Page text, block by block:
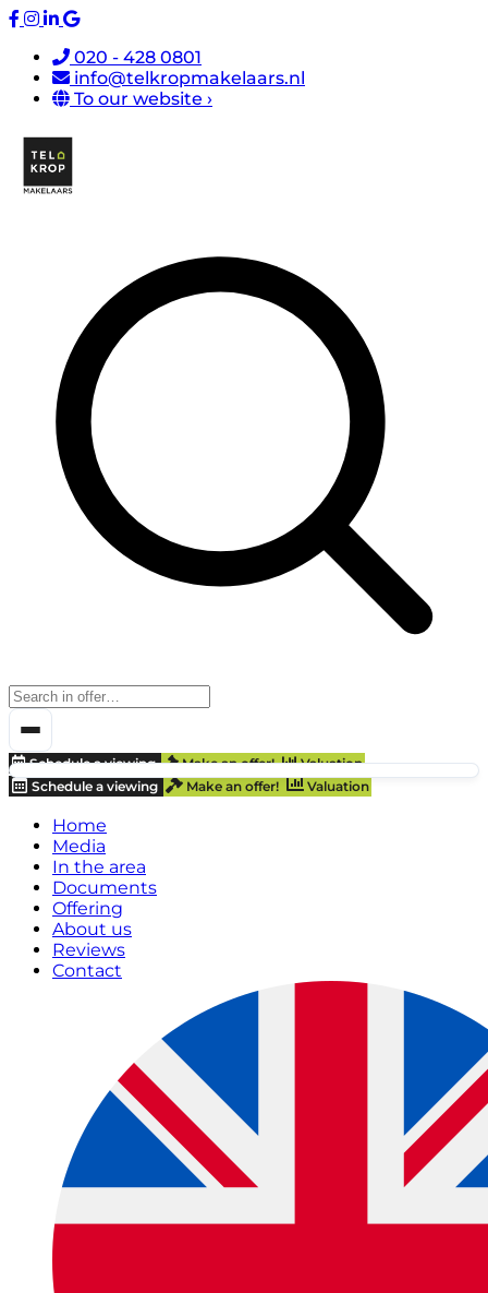
020 - 428 0801
info@telkropmakelaars.nl
To our website ›
Schedule a viewing Make an offer!
Valuation
Schedule a viewing
Make an offer! Valuation
Home
Media
In the area
Documents
Offering
About us
Reviews
Contact